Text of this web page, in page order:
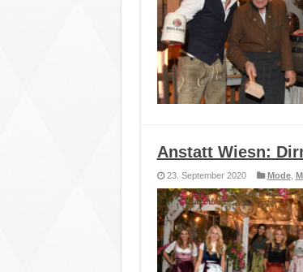
Anstatt Wiesn:
23. September 2020 Mode,